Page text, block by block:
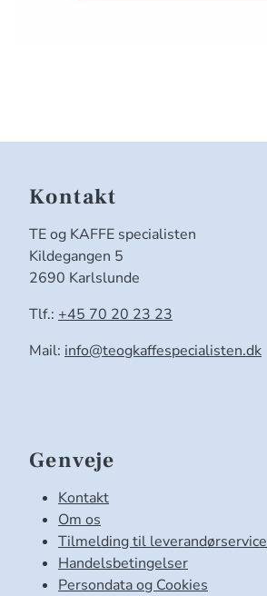
Kontakt
TE og KAFFE specialisten
Kildegangen 5
2690 Karlslunde
Tlf.: +45 70 20 23 23
Mail: info@teogkaffespecialisten.dk
Genveje
Kontakt
Om os
Tilmelding til leverandørservice
Handelsbetingelser
Persondata og Cookies